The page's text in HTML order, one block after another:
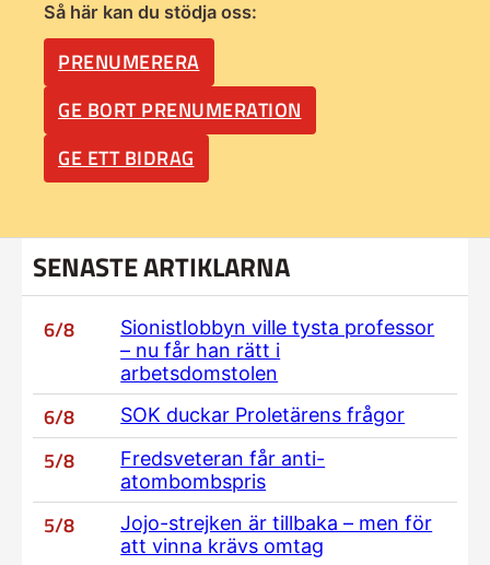
Så här kan du stödja oss:
PRENUMERERA
GE BORT PRENUMERATION
GE ETT BIDRAG
SENASTE ARTIKLARNA
6/8
Sionistlobbyn ville tysta professor
– nu får han rätt i
arbetsdomstolen
6/8 SOK duckar Proletärens frågor
5/8
Fredsveteran får anti-
atombombspris
5/8
Jojo-strejken är tillbaka – men för
att vinna krävs omtag